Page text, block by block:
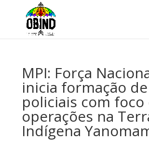
MPI: Força
inicia formação
policiais com foco
operações na
Indígena